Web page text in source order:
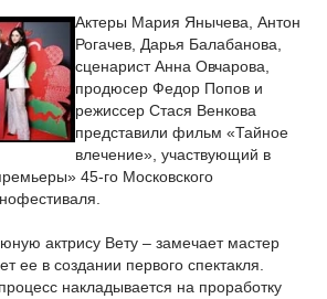
Актеры Мария Янычева, Антон
Рогачев, Дарья Балабанова,
сценарист Анна Овчарова,
продюсер Федор Попов и
режиссер Стася Венкова
представили фильм «Тайное
влечение», участвующий в
45-го Московского
актрису Вету – замечает мастер
ее в создании первого спектакля.
накладывается на проработку